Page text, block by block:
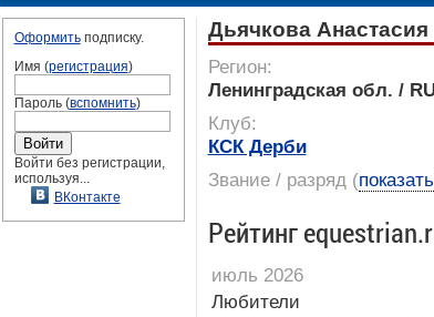
Оформитьподписку.
Имя (регистрация)
Пароль (вспомнить)
Войти без регистрации,
используя...
ВКонтакте
Дьячкова Анастасия
Регион:
Ленинградская обл. /
Клуб:
КСК Дерби
Звание / разряд(показать
Рейтинг
июль 2026
Любители